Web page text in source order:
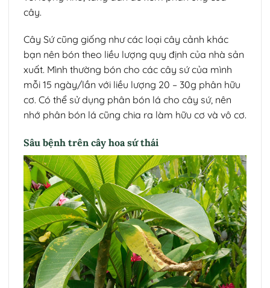
cây.
Cây Sứ cũng giống như các loại cây cảnh khác
bạn nên bón theo liều lượng quy định của nhà sản
xuất. Mình thường bón cho các cây sứ của mình
mỗi 15 ngày/lần với liều lượng 20 – 30g phân hữu
cơ. Có thể sử dụng phân bón lá cho cây sứ, nên
nhớ phân bón lá cũng chia ra làm hữu cơ và vô cơ.
Sâu bệnh trên cây hoa sứ thái